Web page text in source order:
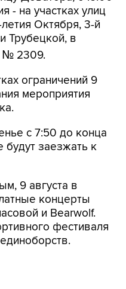
- на участках улиц
Октября, 3-й
Трубецкой, в
№ 2309.
ограничений 9
мероприятия
с 7:50 до конца
будут заезжать к
9 августа в
концерты
и Bearwolf.
фестиваля